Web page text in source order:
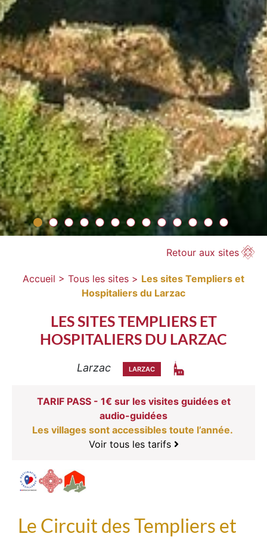
Retour aux sites
Accueil > Tous les sites > Les sites Templiers et
Hospitaliers du Larzac
LES SITES TEMPLIERS ET
HOSPITALIERS DU LARZAC
Larzac LARZAC
TARIF PASS - 1€ sur les visites guidées et
audio-guidées
Les villages sont accessibles toute l’année.
Voir tous les tarifs
Le Circuit des Templiers et